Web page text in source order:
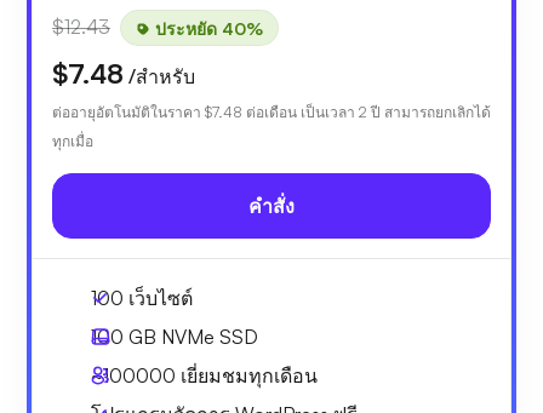
$12.43 ประหยัด 40%
$7.48 /สำหรับ
ต่ออายุอัตโนมัติในราคา $7.48 ต่อเดือน เป็นเวลา 2 ปี สามารถยกเลิกได้
ทุกเมื่อ
คำสั่ง
100 เว็บไซต์
100 GB NVMe SSD
~100000 เยี่ยมชมทุกเดือน